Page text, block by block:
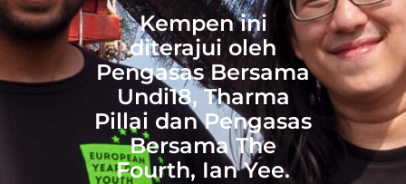
Kempen ini
diterajui oleh
Pengasas Bersama
Undi18, Tharma
Pillai dan Pengasas
Bersama The
Fourth, Ian Yee.